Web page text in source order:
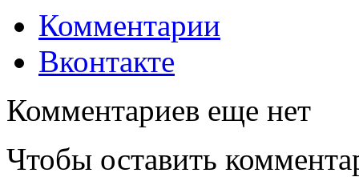
Комментарии
Вконтакте
Комментариев еще нет
Чтобы оставить